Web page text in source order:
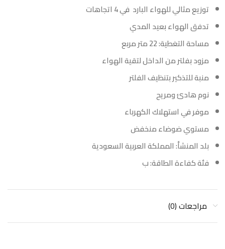
توزيع مثالي للهواء البارد في 4 اتجاهات
تدفق الهواء بعيد المدي
مساحة التغطية: 22 متر مربع
مزود بفلتر من الداخل لتقية الهواء
منبة للتذكير بتنظيف الفلتر
نوم هادئ ومريح
موفر في استهلاك الكهرباء
مستوي ضوضاء منخفض
بلد المنشأ: المملكة العربية السعودية
فئة كفاءة الطاقة: ب
مراجعات (0)